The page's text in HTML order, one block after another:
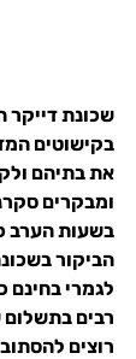
שכונת דייקר
בקישוטים
את בתיהם
ומבקרים
בשעות הערב
לגמרי בחינם
רבים
רוצים